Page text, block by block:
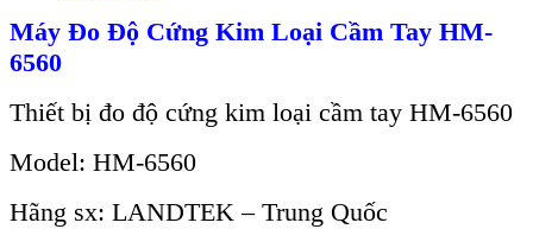
Máy Đo Độ Cứng Kim Loại Cầm Tay HM-
6560
Thiết bị đo độ cứng kim loại cầm tay HM-6560
Model: HM-6560
Hãng sx: LANDTEK – Trung Quốc